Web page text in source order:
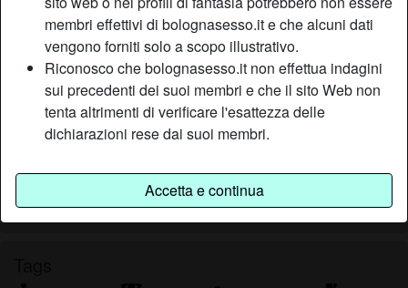
membri effettivi di bolognasesso.it e che alcuni dati
vengono forniti solo a scopo illustrativo.
Riconosco che bolognasesso.it non effettua indagini
sui precedenti dei suoi membri e che il sito Web non
tenta altrimenti di verificare l'esattezza delle
dichiarazioni rese dai suoi membri.
Accetta e continua
Descrizione
Ho sempre ricevuto un'educazione rigida e nonostante i
miei genitori abbiano cercato di farmi crescere con dei sani
principi io ho sempre preferito vivere da ribelle. Quando
posso esco di casa e vado alla ricerca di una facile
scopata, adoro cavalcare fino all'orgasmo!
Sta cercando
Uomo, Etero, Bisessuale